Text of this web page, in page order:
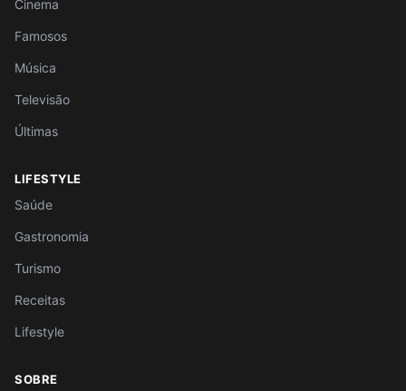
Cinema
Famosos
Música
Televisão
Últimas
LIFESTYLE
Saúde
Gastronomia
Turismo
Receitas
Lifestyle
SOBRE